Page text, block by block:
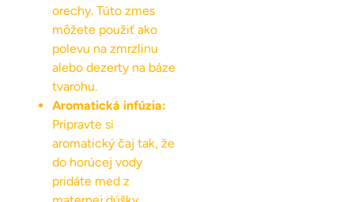
orechy. Túto zmes
môžete použiť ako
polevu na zmrzlinu
alebo dezerty na báze
tvarohu.
Aromatická infúzia:
Pripravte si
aromatický čaj tak, že
do horúcej vody
pridáte med z